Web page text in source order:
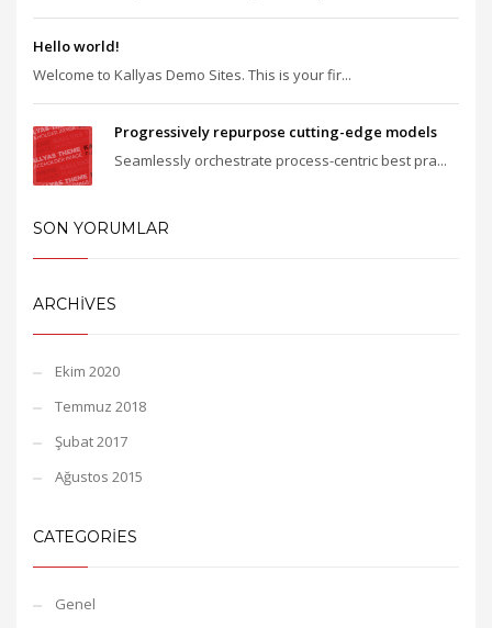
Hello world!
Welcome to Kallyas Demo Sites. This is your fir...
Progressively repurpose cutting-edge models
Seamlessly orchestrate process-centric best pra...
SON YORUMLAR
ARCHIVES
Ekim 2020
Temmuz 2018
Şubat 2017
Ağustos 2015
CATEGORIES
Genel